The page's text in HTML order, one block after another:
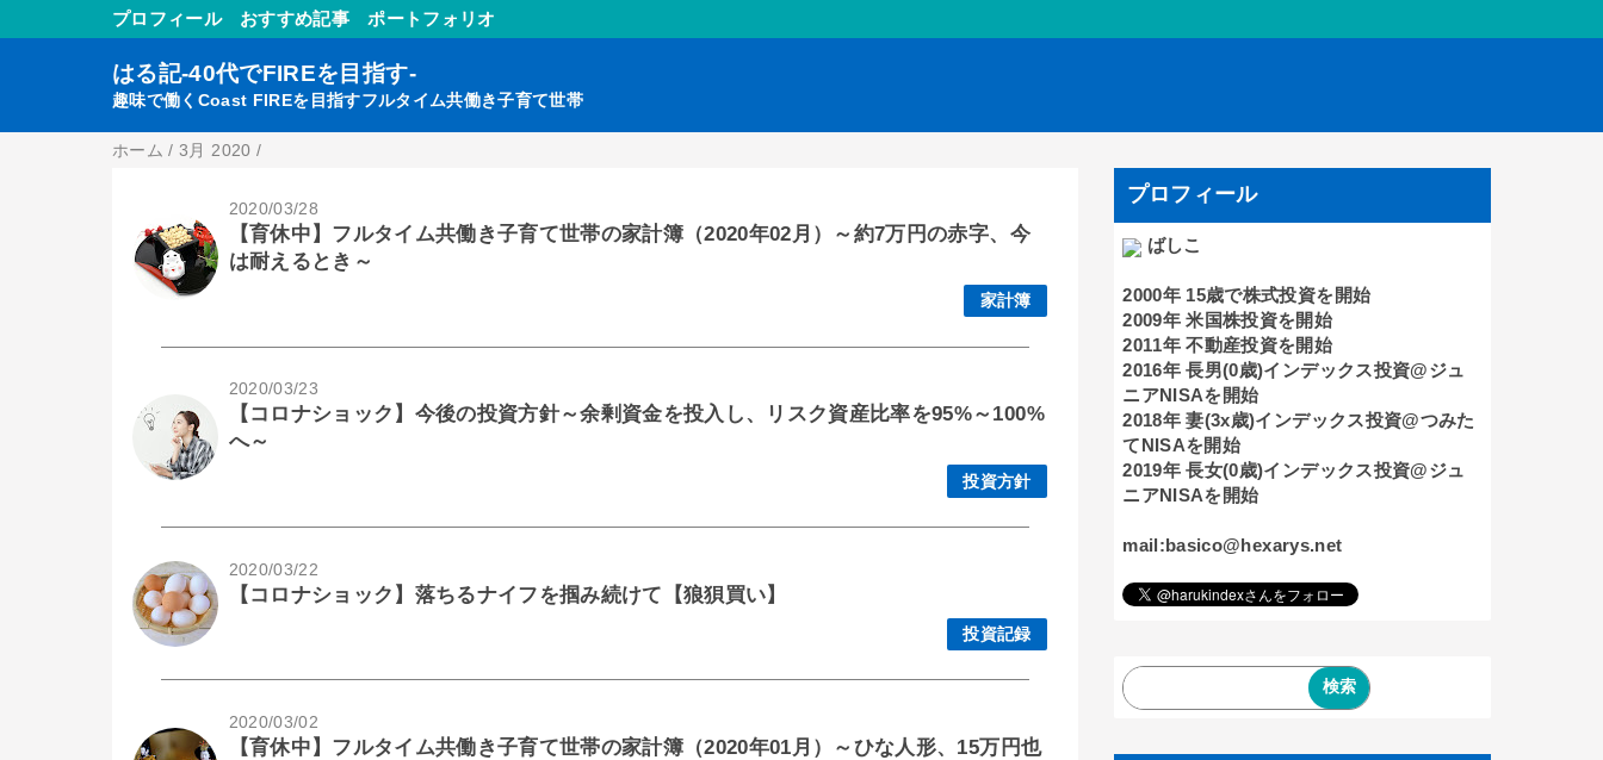
プロフィール おすすめ記事 ポートフォリオ
はる記-40代でFIREを目指す-
趣味で働くCoast FIREを目指すフルタイム共働き子育て世帯
ホーム /3月 2020 /
2020/03/28
【育休中】フルタイム共働き子育て世帯の家計簿（2020年02月）～約7万円の赤字、今
は耐えるとき～
家計簿
2020/03/23
【コロナショック】今後の投資方針～余剰資金を投入し、リスク資産比率を95%～100%
へ～
投資方針
2020/03/22
【コロナショック】落ちるナイフを掴み続けて【狼狽買い】
投資記録
2020/03/02
【育休中】フルタイム共働き子育て世帯の家計簿（2020年01月）～ひな人形、15万円也
プロフィール
ばしこ
2000年 15歳で株式投資を開始
2009年 米国株投資を開始
2011年 不動産投資を開始
2016年 長男(0歳)インデックス投資@ジュ
ニアNISAを開始
2018年 妻(3x歳)インデックス投資@つみた
てNISAを開始
2019年 長女(0歳)インデックス投資@ジュ
ニアNISAを開始
mail:basico@hexarys.net